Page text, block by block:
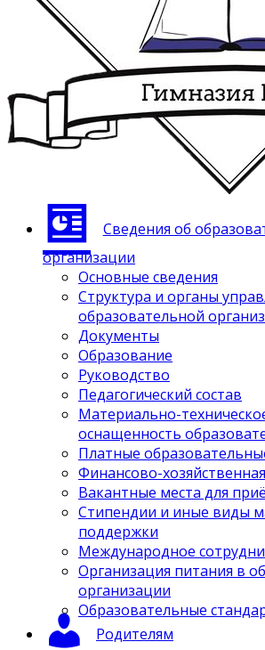
Сведения об
организации
Основные сведения
Структура и органы
образовательной
Документы
Образование
Руководство
Педагогический состав
Материально-
оснащенность
Платные
Финансово-
Вакантные места для
Стипендии и иные виды
поддержки
Международное
Организация питания в
организации
Образовательные
Родителям